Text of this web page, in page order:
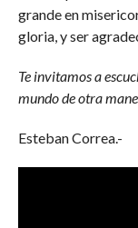
grande en
gloria, y ser
Te invitamos a
mundo de otra
Esteban Correa.-